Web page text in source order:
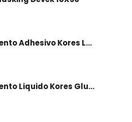
Pegamento Adhesivo Kores Lápiz 40 Gr
Pegamento Liquido Kores Glukids 250 Gr